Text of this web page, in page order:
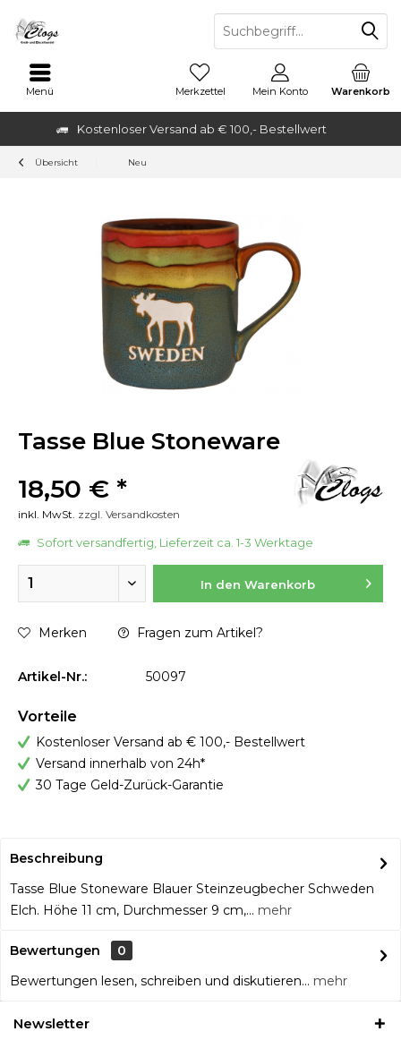
Kostenloser Versand ab € 100,- Bestellwert
Menü Warenkorb
Merkzettel Mein Konto
Übersicht Neu
Tasse Blue Stoneware
18,50 € *
inkl. MwSt. zzgl. Versandkosten
Sofort versandfertig, Lieferzeit ca. 1-3 Werktage
In den Warenkorb
Merken Fragen zum Artikel?
Artikel-Nr.: 50097
Vorteile
Kostenloser Versand ab € 100,- Bestellwert
Versand innerhalb von 24h*
30 Tage Geld-Zurück-Garantie
Beschreibung
Tasse Blue Stoneware Blauer Steinzeugbecher Schweden
Elch. Höhe 11 cm, Durchmesser 9 cm,... mehr
Bewertungen
0
Bewertungen lesen, schreiben und diskutieren... mehr
Newsletter